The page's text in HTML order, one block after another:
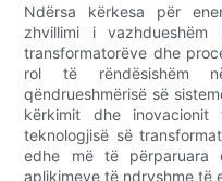
Ndërsa kërkesa për
zhvillimi i
transformatorëve dhe
rol të rëndësishëm
qëndrueshmërisë së
kërkimit dhe
teknologjisë së
edhe më të
aplikimeve të ndryshme të